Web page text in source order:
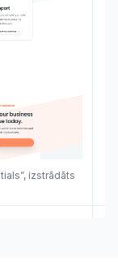
izstrādāts